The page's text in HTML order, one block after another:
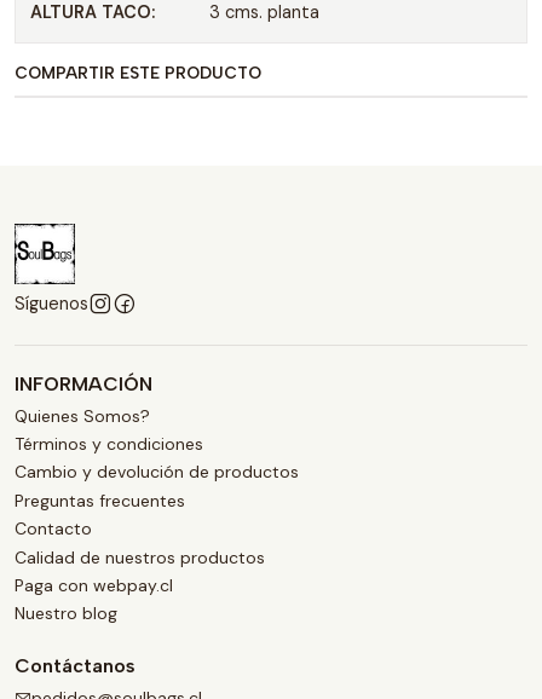
ALTURA TACO: 3 cms. planta
COMPARTIR ESTE PRODUCTO
Síguenos
INFORMACIÓN
Quienes Somos?
Términos y condiciones
Cambio y devolución de productos
Preguntas frecuentes
Contacto
Calidad de nuestros productos
Paga con webpay.cl
Nuestro blog
Contáctanos